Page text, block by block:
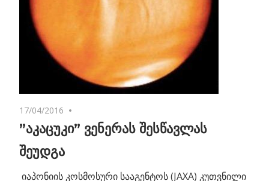
17/04/2016
”აკაცუკი” ვენერას შესწავლას
შეუდგა
იაპონიის კოსმოსური სააგენტოს (JAXA) კუთვნილი